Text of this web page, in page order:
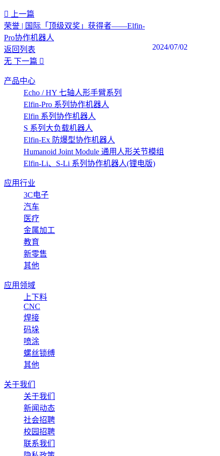
上一篇
荣誉 | 国际「顶级双奖」获得者——Elfin-
Pro协作机器人
2024/07/02
返回列表
无 下一篇
产品中心
Echo / HY 七轴人形手臂系列
Elfin-Pro 系列协作机器人
Elfin 系列协作机器人
S 系列大负载机器人
Elfin-Ex 防爆型协作机器人
Humanoid Joint Module 通用人形关节模组
Elfin-Li、S-Li 系列协作机器人(锂电版)
应用行业
3C电子
汽车
医疗
金属加工
教育
新零售
其他
应用领域
上下料
CNC
焊接
码垛
喷涂
螺丝锁缚
其他
关于我们
关于我们
新闻动态
社会招聘
校园招聘
联系我们